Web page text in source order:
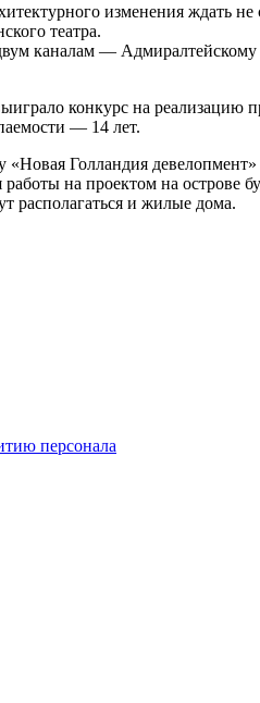
изменения ждать
театра.
каналам —
конкурс на реализацию
— 14 лет.
Голландия
работы на проектом на
располагаться и жилые дома.
персонала